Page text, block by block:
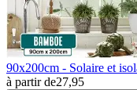
90x200cm - Solaire et
à partir de27,95